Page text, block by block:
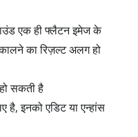
एक ही फ्लैटन इमेज के
का रिज़ल्ट अलग हो
सकती है
इनको एडिट या एन्हांस